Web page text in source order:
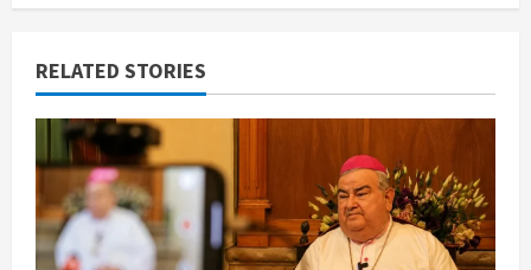
RELATED STORIES